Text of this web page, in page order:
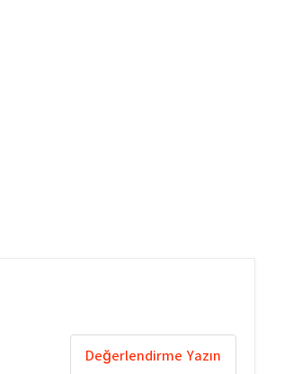
Değerlendirme Yazın